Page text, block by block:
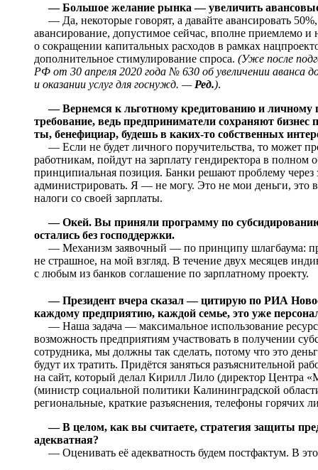
— Большое желание рынка — увеличить
— Да, некоторые говорят, а давайте авансировать
авансирование, допустимое сейчас, вполне приемлемо и
о сокращении капитальных расходов в рамках
дополнительное стимулирование спроса. (Уже после
РФ от 30 апреля 2020 года № 630 об увеличении аванса
и оказании услуг для госнужд. — Ред.).
— Вернемся к льготному кредитованию и личному
требование, ведь предприниматели сохраняют бизнес
ты, бенефициар, будешь в каких-то собственных
— Если не будет личного поручительства, то может
работникам, пойдут на зарплату гендиректора в полном
принципиальная позиция. Банки решают проблему
администрировать. Я — не могу. Это не мои деньги, это
налоги со своей зарплаты.
— Окей. Вы приняли программу по
остались без господдержки.
— Механизм заявочный — по принципу шлагбаума:
не страшное, на мой взгляд. В течение двух месяцев
с любым из банков соглашение по зарплатному проекту.
— Президент вчера сказал — цитирую по РИА
каждому предприятию, каждой семье, это уже
— Наша задача — максимальное использование
возможность предприятиям участвовать в получении
сотрудника, мы должны так сделать, потому что это
будут их тратить. Придётся заняться разъяснительной
на сайт, который делал Кирилл Лило (директор Центра
(министр социальной политики Калининградской
региональные, краткие разъяснения, телефоны горячих
— В целом, как вы считаете, стратегия защиты
адекватная?
— Оценивать её адекватность будем постфактум. В